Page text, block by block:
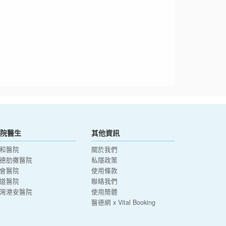
醫生
醫院
肋撒醫院
醫院
醫院
港安醫院
其他資訊
關於我們
私隱政策
使用條款
聯絡我們
使用簡體
醫德網 x Vital Booking